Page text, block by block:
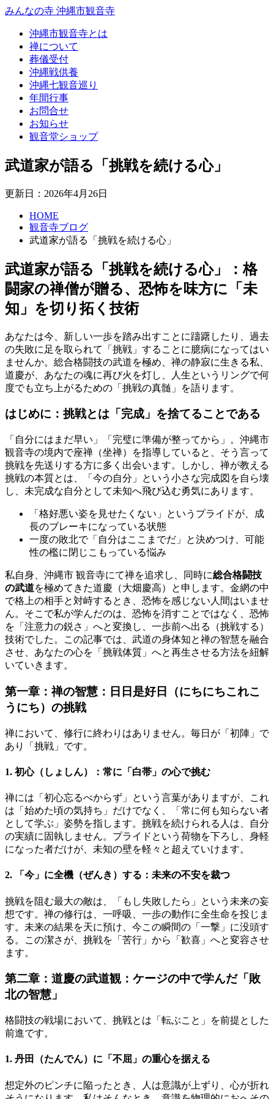
みんなの寺 沖縄市観音寺
沖縄市観音寺とは
禅について
葬儀受付
沖縄戦供養
沖縄七観音巡り
年間行事
お問合せ
お知らせ
観音堂ショップ
武道家が語る「挑戦を続ける心」
更新日：2026年4月26日
HOME
観音寺ブログ
武道家が語る「挑戦を続ける心」
武道家が語る「挑戦を続ける心」：格
闘家の禅僧が贈る、恐怖を味方に「未
知」を切り拓く技術
あなたは今、新しい一歩を踏み出すことに躊躇したり、過去
の失敗に足を取られて「挑戦」することに臆病になってはい
ませんか。総合格闘技の武道を極め、禅の静寂に生きる私、
道慶が、あなたの魂に再び火を灯し、人生というリングで何
度でも立ち上がるための「挑戦の真髄」を語ります。
はじめに：挑戦とは「完成」を捨てることである
「自分にはまだ早い」「完璧に準備が整ってから」。沖縄市
観音寺の境内で座禅（坐禅）を指導していると、そう言って
挑戦を先送りする方に多く出会います。しかし、禅が教える
挑戦の本質とは、「今の自分」という小さな完成図を自ら壊
し、未完成な自分として未知へ飛び込む勇気にあります。
「格好悪い姿を見せたくない」というプライドが、成
長のブレーキになっている状態
一度の敗北で「自分はここまでだ」と決めつけ、可能
性の檻に閉じこもっている悩み
私自身、沖縄市 観音寺にて禅を追求し、同時に総合格闘技
の武道を極めてきた道慶（大畑慶高）と申します。金網の中
で格上の相手と対峙するとき、恐怖を感じない人間はいませ
ん。そこで私が学んだのは、恐怖を消すことではなく、恐怖
を「注意力の鋭さ」へと変換し、一歩前へ出る（挑戦する）
技術でした。この記事では、武道の身体知と禅の智慧を融合
させ、あなたの心を「挑戦体質」へと再生させる方法を紐解
いていきます。
第一章：禅の智慧：日日是好日（にちにちこれこ
うにち）の挑戦
禅において、修行に終わりはありません。毎日が「初陣」で
あり「挑戦」です。
1. 初心（しょしん）：常に「白帯」の心で挑む
禅には「初心忘るべからず」という言葉がありますが、これ
は「始めた頃の気持ち」だけでなく、「常に何も知らない者
として学ぶ」姿勢を指します。挑戦を続けられる人は、自分
の実績に固執しません。プライドという荷物を下ろし、身軽
になった者だけが、未知の壁を軽々と超えていけます。
2. 「今」に全機（ぜんき）する：未来の不安を裁つ
挑戦を阻む最大の敵は、「もし失敗したら」という未来の妄
想です。禅の修行は、一呼吸、一歩の動作に全生命を投じま
す。未来の結果を天に預け、今この瞬間の「一撃」に没頭す
る。この潔さが、挑戦を「苦行」から「歓喜」へと変容させ
ます。
第二章：道慶の武道観：ケージの中で学んだ「敗
北の智慧」
格闘技の戦場において、挑戦とは「転ぶこと」を前提とした
前進です。
1. 丹田（たんでん）に「不屈」の重心を据える
想定外のピンチに陥ったとき、人は意識が上ずり、心が折れ